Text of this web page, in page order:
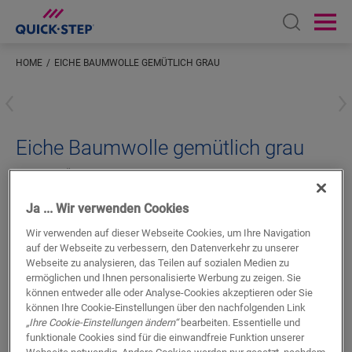
Open
HOME EICHE BAUMWOLLE GEMÜTLICH GRAU
Eiche Baumwolle gemütlich grau
LVT ZUBEHÖR STANDARD-SOCKELLEISTE QSVSK40202
Schönes Finish
Farblich abgestimmt auf Ihren Boden
Kratzfeste Nutzschicht
Ja ... Wir verwenden Cookies
Wir verwenden auf dieser Webseite Cookies, um Ihre Navigation
auf der Webseite zu verbessern, den Datenverkehr zu unserer
Webseite zu analysieren, das Teilen auf sozialen Medien zu
ermöglichen und Ihnen personalisierte Werbung zu zeigen. Sie
können entweder alle oder Analyse-Cookies akzeptieren oder Sie
können Ihre Cookie-Einstellungen über den nachfolgenden Link
„Ihre Cookie-Einstellungen ändern“bearbeiten. Essentielle und
funktionale Cookies sind für die einwandfreie Funktion unserer